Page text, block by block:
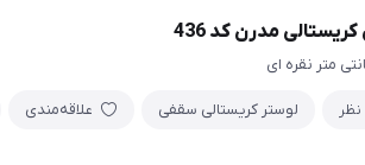
مدرن کد 436
لوستر کریستالی سقفی علاقه‌مندی